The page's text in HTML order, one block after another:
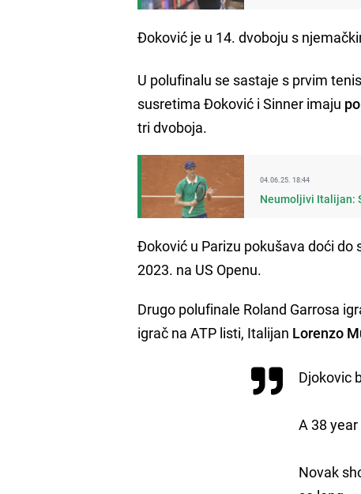
Đoković je u 14. dvoboju s
U polufinalu se sastaje s prvim
susretima Đoković i Sinner imaju
tri dvoboja.
04.06.25. 18:44
Neumoljivi Italijan:
Đoković u Parizu pokušava doći do
2023. na US Openu.
Drugo polufinale Roland Garrosa
igrač na ATP listi, Italijan Lorenzo
Djokovic
A 38
Novak